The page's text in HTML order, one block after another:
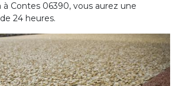
Contes 06390, vous aurez une
24 heures.